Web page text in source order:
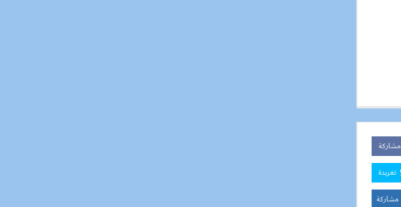
مشاركة
تغريدة
مشاركة